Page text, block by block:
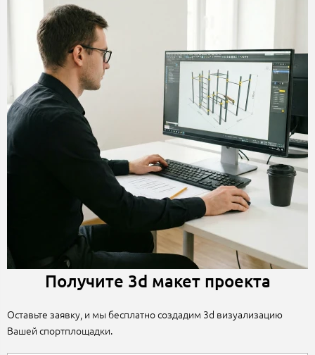
Получите 3d макет проекта
Оставьте заявку, и мы бесплатно создадим 3d визуализацию
Вашей спортплощадки.